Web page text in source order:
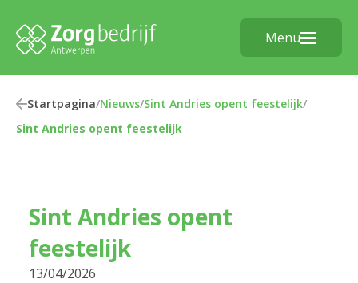
Menu
Startpagina/Nieuws/Sint Andries opent feestelijk/
Sint Andries opent feestelijk
Sint Andries opent
feestelijk
13/04/2026